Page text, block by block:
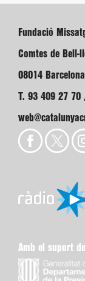
Fundació
Comtes de Bell-
08014 Barcelona
T. 93 409 27
Amb el suport